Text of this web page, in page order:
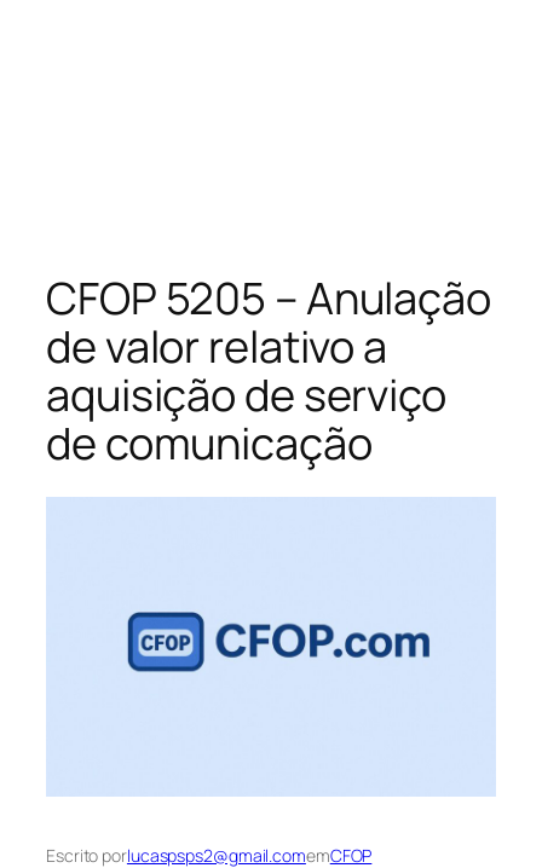
CFOP 5205 – Anulação
de valor relativo a
aquisição de serviço
de comunicação
Escrito porlucaspsps2@gmail.comemCFOP